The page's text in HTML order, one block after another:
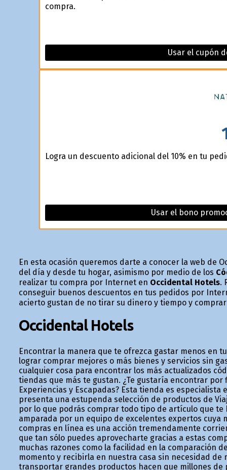
compra.
Usar el cupón
Logra un descuento adicional del 10% en tu
Usar el bono
En esta ocasión queremos darte a conocer la web de
del día y desde tu hogar, asimismo por medio de los
realizar tu compra por Internet en Occidental Hotels.
conseguir buenos descuentos en tus pedidos por
acierto gustan de no tirar su dinero y tiempo y
Occidental Hotels
Encontrar la manera que te ofrezca gastar menos en
lograr comprar mejores o más bienes y servicios sin
cualquier cosa para encontrar los más actualizados
tiendas que más te gustan. ¿Te gustaría encontrar
Experiencias y Escapadas? Esta tienda es
presenta una estupenda selección de productos de
por lo que podrás comprar todo tipo de artículo que
amparada por un equipo de excelentes expertos
compras en línea es una acción tremendamente
que tan sólo puedes aprovecharte gracias a estas
muchas razones como la facilidad en la comparación
momento y recibirla en nuestra casa sin necesidad
transportar grandes productos hacen que millones